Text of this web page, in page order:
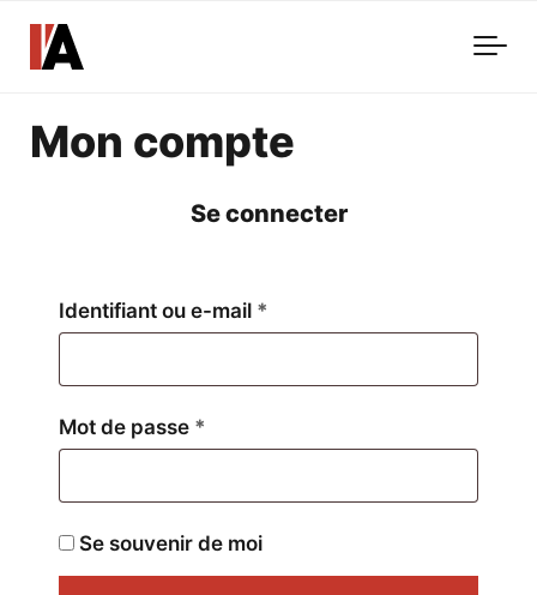
Mon compte
Se connecter
Identifiant ou e-mail *
Mot de passe *
Se souvenir de moi